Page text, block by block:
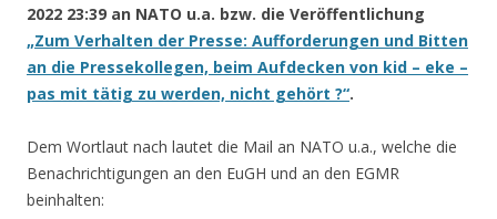
2022 23:39 an NATO u.a. bzw. die Veröffentlichung
„Zum Verhalten der Presse: Aufforderungen und Bitten
an die Pressekollegen, beim Aufdecken von kid – eke –
pas mit tätig zu werden, nicht gehört ?“.
Dem Wortlaut nach lautet die Mail an NATO u.a., welche die
Benachrichtigungen an den EuGH und an den EGMR
beinhalten: